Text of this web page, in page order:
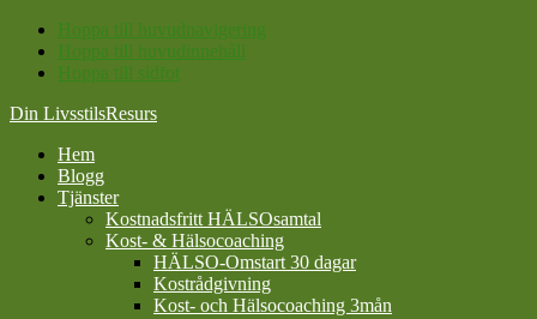
Hoppa till huvudnavigering
Hoppa till huvudinnehåll
Hoppa till sidfot
Din LivsstilsResurs
Hem
Blogg
Tjänster
Kostnadsfritt HÄLSOsamtal
Kost- & Hälsocoaching
HÄLSO-Omstart 30 dagar
Kostrådgivning
Kost- och Hälsocoaching 3mån